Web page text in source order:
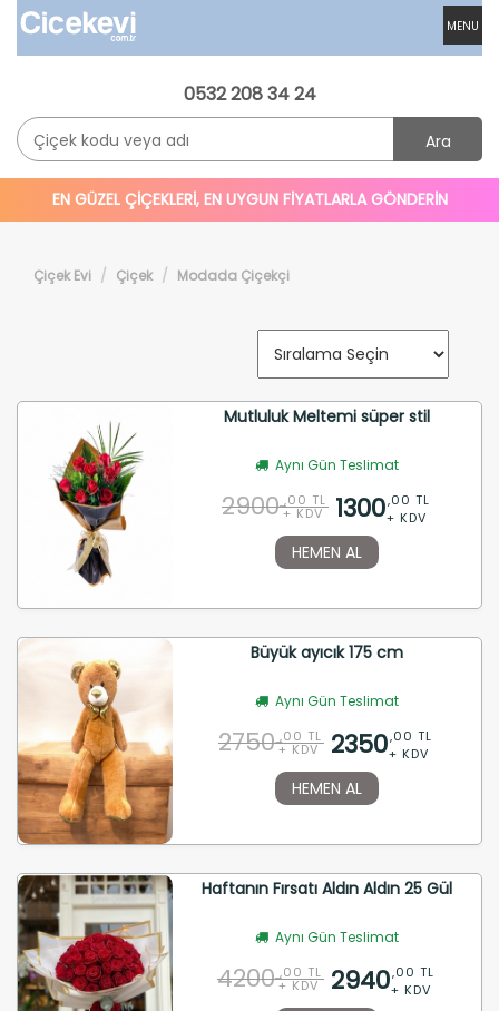
MENU
0532 208 34 24
Ara
EN GÜZEL ÇİÇEKLERİ, EN UYGUN FİYATLARLA GÖNDERİN
Çiçek Evi Çiçek Modada Çiçekçi
Mutluluk Meltemi süper stil
Aynı Gün Teslimat
2900 ,00 TL
+ KDV 1300,00 TL
+ KDV
HEMEN AL
Büyük ayıcık 175 cm
Aynı Gün Teslimat
2750 ,00 TL
+ KDV 2350,00 TL
+ KDV
HEMEN AL
Haftanın Fırsatı Aldın Aldın 25 Gül
Aynı Gün Teslimat
4200 ,00 TL
+ KDV 2940,00 TL
+ KDV